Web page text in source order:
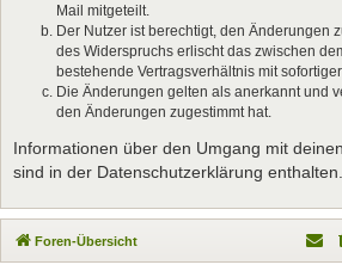
Mail mitgeteilt.
Der Nutzer ist berechtigt, den Änderungen
des Widerspruchs erlischt das zwischen
bestehende Vertragsverhältnis mit
Die Änderungen gelten als anerkannt und
den Änderungen zugestimmt hat.
Informationen über den Umgang mit
sind in der Datenschutzerklärung enthalten.
Foren-Übersicht